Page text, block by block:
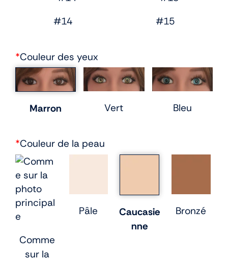
#14 #15
*Couleur des yeux
Marron Vert Bleu
*Couleur de la peau
Comme
sur la
Pâle
Caucasie
nne
Bronzé